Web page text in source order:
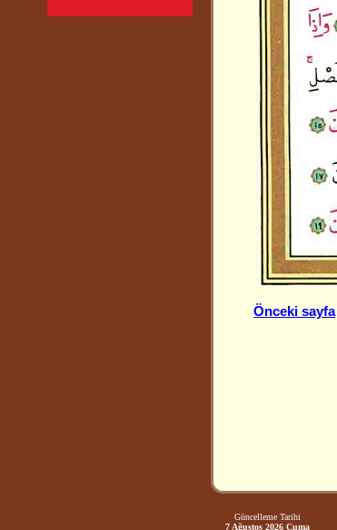
Önceki sayfa
Güncelleme Tarihi
7 Ağustos 2026 Cuma